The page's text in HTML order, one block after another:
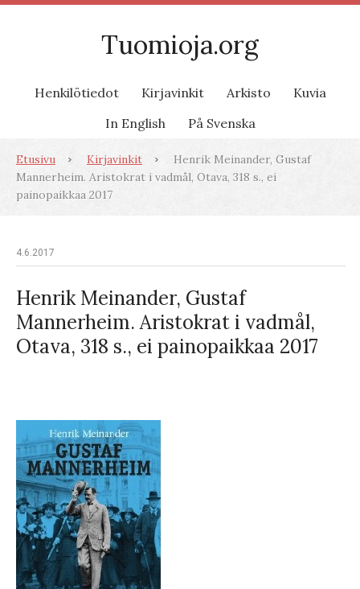
Tuomioja.org
Henkilötiedot Kirjavinkit Arkisto
Kuvia
In English
På Svenska
Etusivu Kirjavinkit
Henrik Meinander, Gustaf
Mannerheim. Aristokrat i vadmål, Otava, 318 s., ei
painopaikkaa 2017
4.6.2017
Henrik Meinander, Gustaf
Mannerheim. Aristokrat i vadmål,
Otava, 318 s., ei painopaikkaa 2017